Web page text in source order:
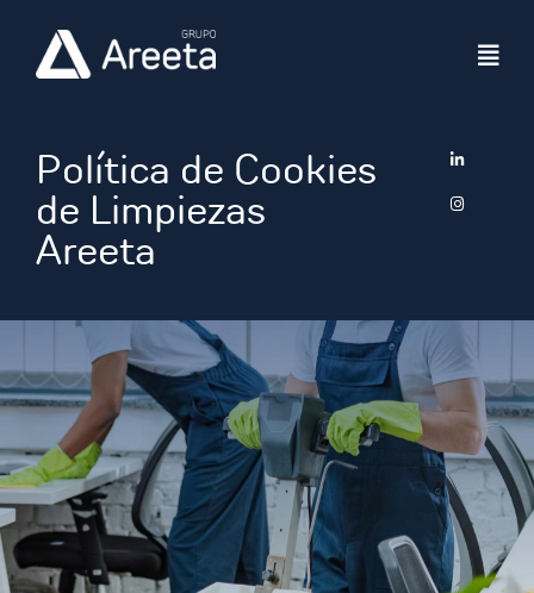
contenido
Política de Cookies
de Limpiezas
Areeta